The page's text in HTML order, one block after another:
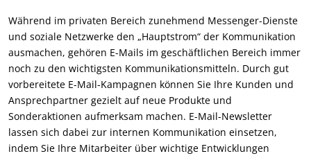
Während im privaten Bereich zunehmend Messenger-Dienste
und soziale Netzwerke den „Hauptstrom“ der Kommunikation
ausmachen, gehören E-Mails im geschäftlichen Bereich immer
noch zu den wichtigsten Kommunikationsmitteln. Durch gut
vorbereitete E-Mail-Kampagnen können Sie Ihre Kunden und
Ansprechpartner gezielt auf neue Produkte und
Sonderaktionen aufmerksam machen. E-Mail-Newsletter
lassen sich dabei zur internen Kommunikation einsetzen,
indem Sie Ihre Mitarbeiter über wichtige Entwicklungen